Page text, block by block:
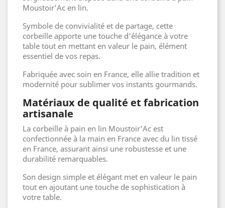
Moustoir'Ac en lin.
Symbole de convivialité et de partage, cette
corbeille apporte une touche d'élégance à votre
table tout en mettant en valeur le pain, élément
essentiel de vos repas.
Fabriquée avec soin en France, elle allie tradition et
modernité pour sublimer vos instants gourmands.
Matériaux de qualité et fabrication
artisanale
La corbeille à pain en lin Moustoir'Ac est
confectionnée à la main en France avec du lin tissé
en France, assurant ainsi une robustesse et une
durabilité remarquables.
Son design simple et élégant met en valeur le pain
tout en ajoutant une touche de sophistication à
votre table.